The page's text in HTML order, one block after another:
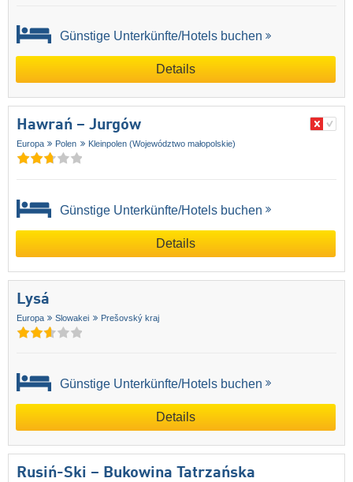
Günstige Unterkünfte/Hotels buchen
Details
Hawrań – Jurgów
Europa Polen Kleinpolen (Województwo małopolskie)
Günstige Unterkünfte/Hotels buchen
Details
Lysá
Europa Slowakei Prešovský kraj
Günstige Unterkünfte/Hotels buchen
Details
Rusiń-Ski – Bukowina Tatrzańska